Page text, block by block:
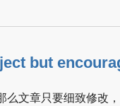
but
么文章只要细致修改